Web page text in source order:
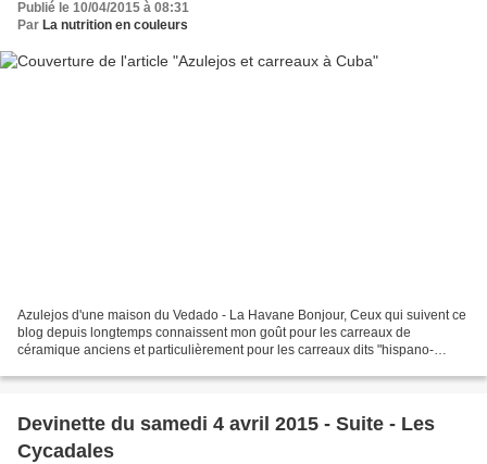
Publié le 10/04/2015 à 08:31
Par La nutrition en couleurs
Azulejos d'une maison du Vedado - La Havane Bonjour, Ceux qui suivent ce
blog depuis longtemps connaissent mon goût pour les carreaux de
céramique anciens et particulièrement pour les carreaux dits "hispano-
Devinette du samedi 4 avril 2015 - Suite - Les
Cycadales